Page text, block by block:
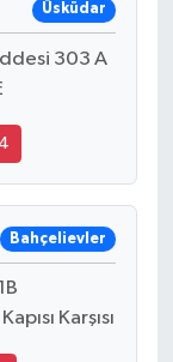
Üsküdar
303 A
Bahçelievler
Karşısı